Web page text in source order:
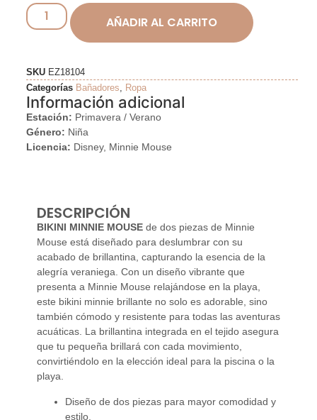
AÑADIR AL CARRITO
SKU EZ18104
Categorías Bañadores Ropa
Información adicional
Estación: Primavera / Verano
Género: Niña
Licencia: Disney, Minnie Mouse
DESCRIPCIÓN
BIKINI MINNIE MOUSEde dos piezas de Minnie
Mouse está diseñado para deslumbrar con su
acabado de brillantina, capturando la esencia de la
alegría veraniega. Con un diseño vibrante que
presenta a Minnie Mouse relajándose en la playa,
este bikini minnie brillante no solo es adorable, sino
también cómodo y resistente para todas las aventuras
acuáticas. La brillantina integrada en el tejido asegura
que tu pequeña brillará con cada movimiento,
convirtiéndolo en la elección ideal para la piscina o la
playa.
Diseño de dos piezas para mayor comodidad y
estilo.